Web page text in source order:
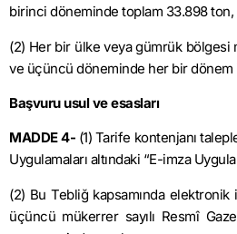
birinci döneminde toplam 33.898
(2) Her bir ülke veya gümrük
ve üçüncü döneminde her bir
Başvuru usul ve esasları
MADDE 4- (1) Tarife kontenjanı
Uygulamaları altındaki “E-imza
(2) Bu Tebliğ kapsamında
üçüncü mükerrer sayılı Resmî